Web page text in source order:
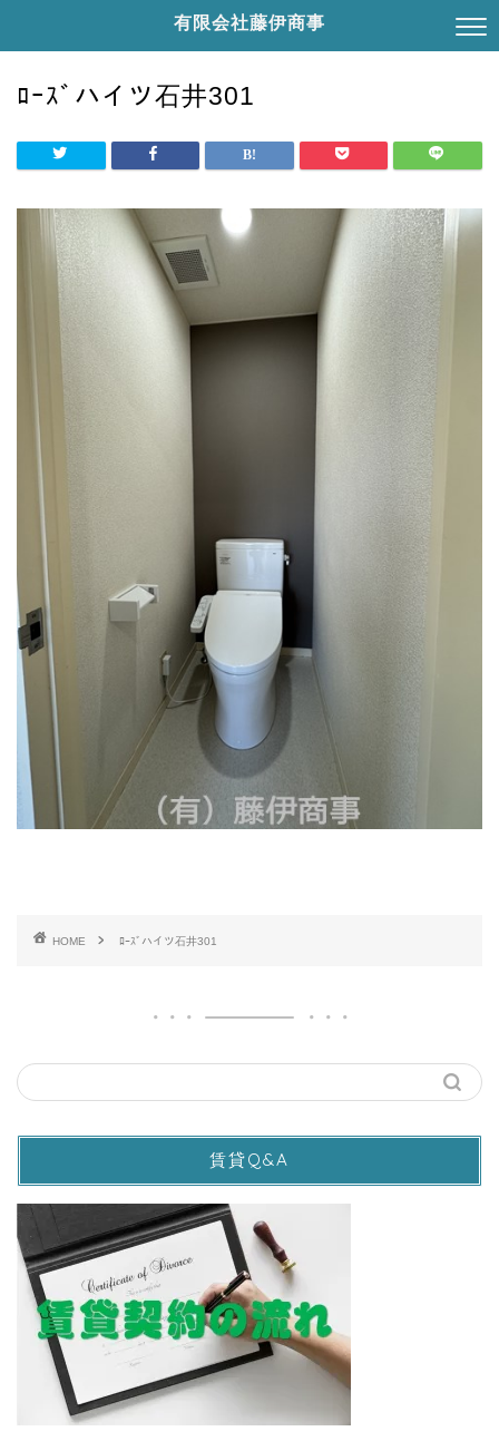
有限会社藤伊商事
ﾛｰｽﾞハイツ石井301
HOME ﾛｰｽﾞハイツ石井301
賃貸Q&A